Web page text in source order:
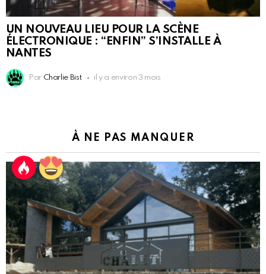
UN NOUVEAU LIEU POUR LA SCÈNE
ÉLECTRONIQUE : “ENFIN” S’INSTALLE À
NANTES
Par Charlie Bist il y a environ 3 mois
À NE PAS MANQUER